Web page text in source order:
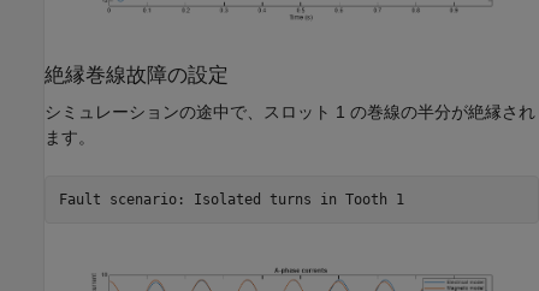
絶縁巻線故障の設定
シミュレーションの途中で、スロット 1 の巻線の半分が絶縁され
ます。